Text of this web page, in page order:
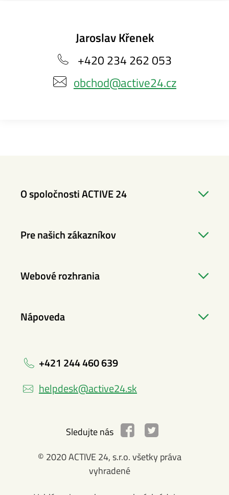
Jaroslav Křenek
+420 234 262 053
obchod@active24.cz
O spoločnosti ACTIVE 24
Pre našich zákazníkov
Webové rozhrania
Nápoveda
+421 244 460 639
helpdesk@active24.sk
Sledujte nás
© 2020 ACTIVE 24, s.r.o. všetky práva
vyhradené